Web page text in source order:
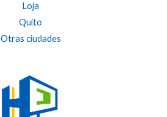
Loja
Quito
Otras ciudades